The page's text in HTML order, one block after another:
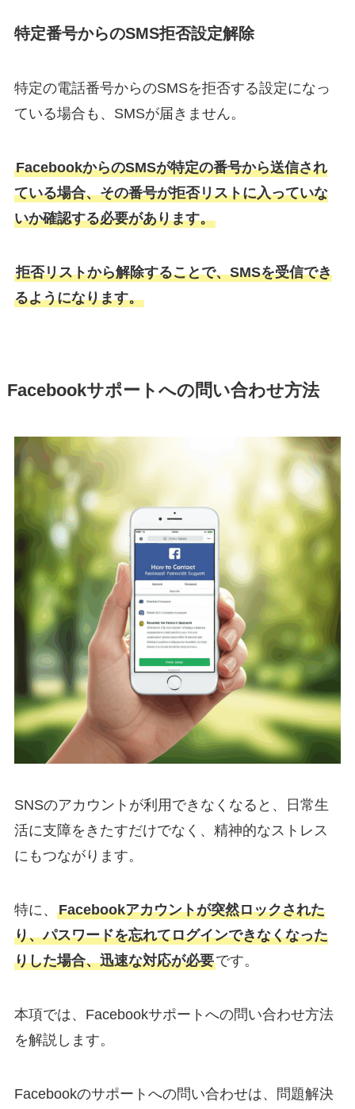
特定番号からのSMS拒否設定解除
特定の電話番号からのSMSを拒否する設定になっ
ている場合も、SMSが届きません。
FacebookからのSMSが特定の番号から送信され
ている場合、その番号が拒否リストに入っていな
いか確認する必要があります。
拒否リストから解除することで、SMSを受信でき
るようになります。
Facebookサポートへの問い合わせ方法
SNSのアカウントが利用できなくなると、日常生
活に支障をきたすだけでなく、精神的なストレス
にもつながります。
特に、 Facebookアカウントが突然ロックされた
り、パスワードを忘れてログインできなくなった
りした場合、迅速な対応が必要です。
本項では、Facebookサポートへの問い合わせ方法
を解説します。
Facebookのサポートへの問い合わせは、問題解決